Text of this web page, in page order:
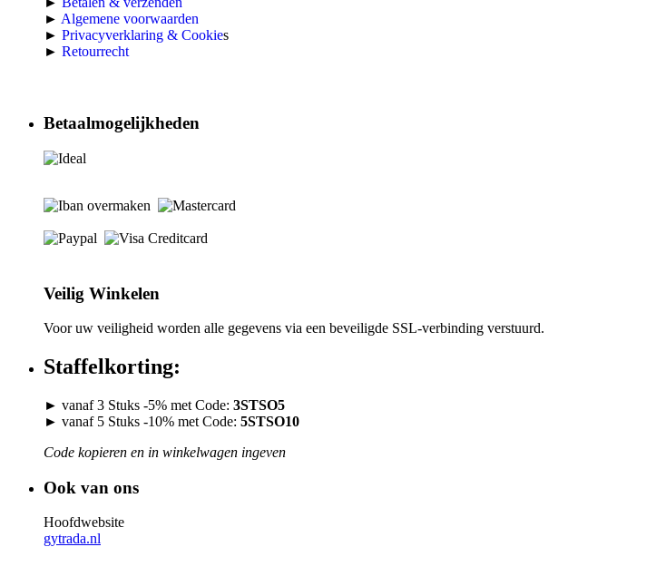
► Algemene voorwaarden
► Privacyverklaring & Cookies
► Retourrecht
Betaalmogelijkheden
Veilig Winkelen
Voor uw veiligheid worden alle gegevens via een beveiligde SSL-verbinding verstuurd.
Staffelkorting:
► vanaf 3 Stuks -5% met Code: 3STSO5
► vanaf 5 Stuks -10% met Code: 5STSO10
Code kopieren en in winkelwagen ingeven
Ook van ons
Hoofdwebsite
gytrada.nl